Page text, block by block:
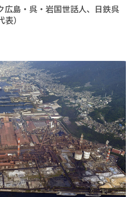
広島・呉・岩国世話人、日鉄呉
）